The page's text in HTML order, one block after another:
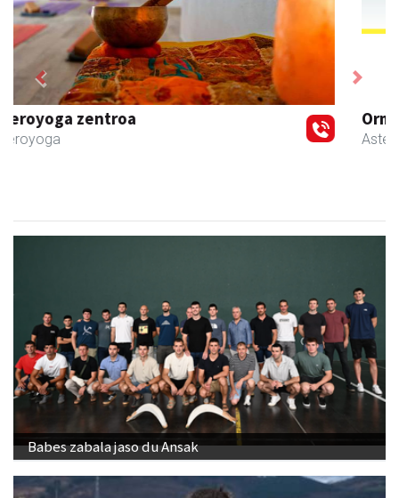
Ormazabal garraioak
Asteasu
Previous Next
Babes zabala jaso du Ansak